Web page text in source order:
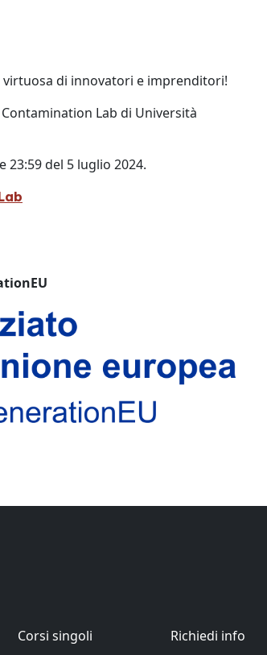
virtuosa di innovatori e imprenditori!
Lab di Università
del 5 luglio 2024.
Corsi singoli Richiedi info